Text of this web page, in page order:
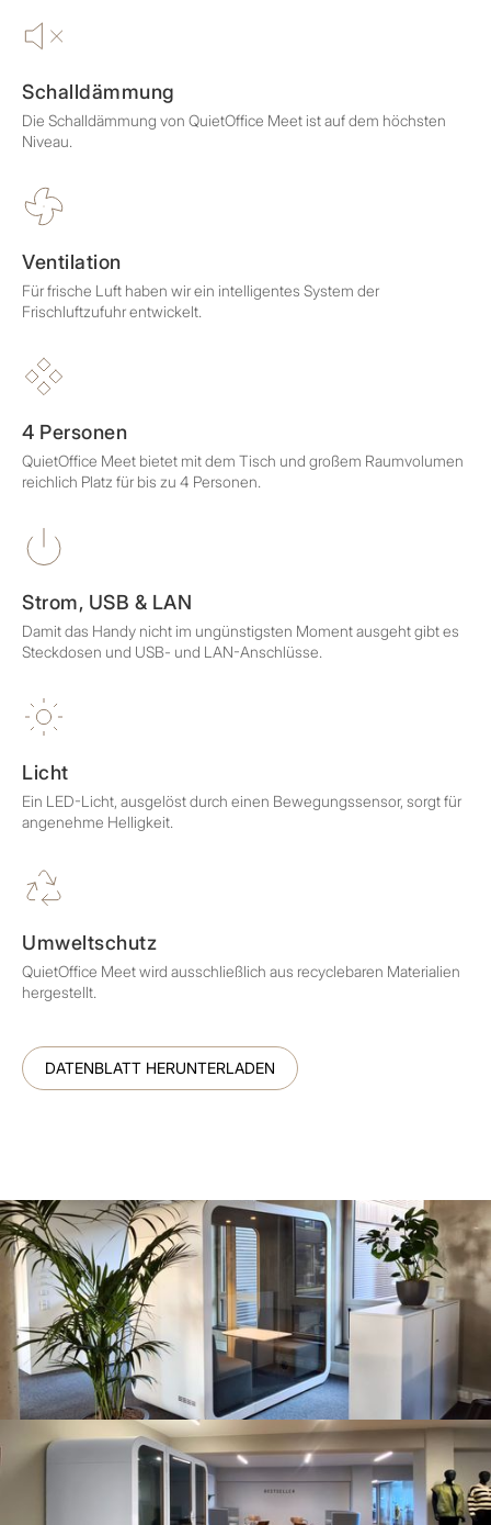
Schalldämmung
Die Schalldämmung von QuietOffice Meet ist auf dem höchsten
Niveau.
Ventilation
Für frische Luft haben wir ein intelligentes System der
Frischluftzufuhr entwickelt.
4 Personen
QuietOffice Meet bietet mit dem Tisch und großem Raumvolumen
reichlich Platz für bis zu 4 Personen.
Strom, USB & LAN
Damit das Handy nicht im ungünstigsten Moment ausgeht gibt es
Steckdosen und USB- und LAN-Anschlüsse.
Licht
Ein LED-Licht, ausgelöst durch einen Bewegungssensor, sorgt für
angenehme Helligkeit.
Umweltschutz
QuietOffice Meet wird ausschließlich aus recyclebaren Materialien
hergestellt.
DATENBLATT HERUNTERLADEN